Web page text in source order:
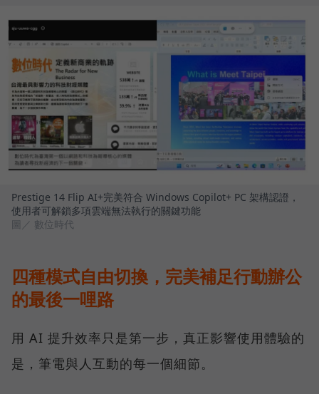
Prestige 14 Flip AI+完美符合 Windows Copilot+ PC 架構認證，
使用者可解鎖多項雲端無法執行的關鍵功能
圖／ 數位時代
四種模式自由切換，完美補足行動辦公
的最後一哩路
用 AI 提升效率只是第一步，真正影響使用體驗的
是，筆電與人互動的每一個細節。